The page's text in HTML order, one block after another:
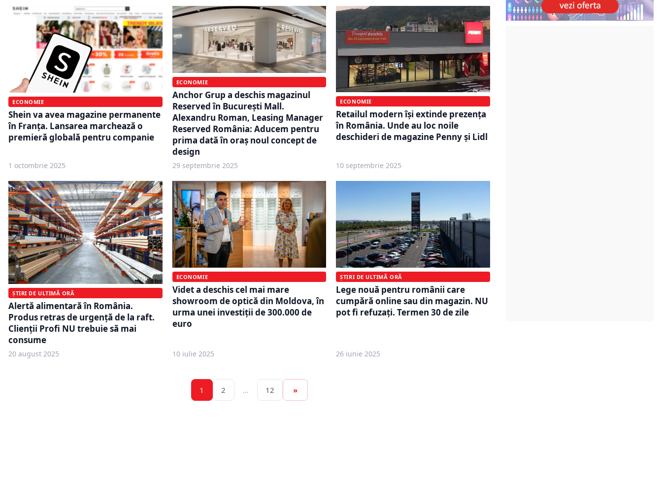
ECONOMIE
Shein va avea magazine permanente
în Franța. Lansarea marchează o
premieră globală pentru companie
1 octombrie 2025
ECONOMIE
Anchor Grup a deschis magazinul
Reserved în București Mall.
Alexandru Roman, Leasing Manager
Reserved România: Aducem pentru
prima dată în oraș noul concept de
design
29 septembrie 2025
ECONOMIE
Retailul modern își extinde prezența
în România. Unde au loc noile
deschideri de magazine Penny și Lidl
10 septembrie 2025
ȘTIRI DE ULTIMĂ ORĂ
Alertă alimentară în România.
Produs retras de urgență de la raft.
Clienții Profi NU trebuie să mai
consume
20 august 2025
ECONOMIE
Videt a deschis cel mai mare
showroom de optică din Moldova, ȋn
urma unei investiții de 300.000 de
euro
10 iulie 2025
ȘTIRI DE ULTIMĂ ORĂ
Lege nouă pentru românii care
cumpără online sau din magazin. NU
pot fi refuzați. Termen 30 de zile
26 iunie 2025
1 2 … 12 »